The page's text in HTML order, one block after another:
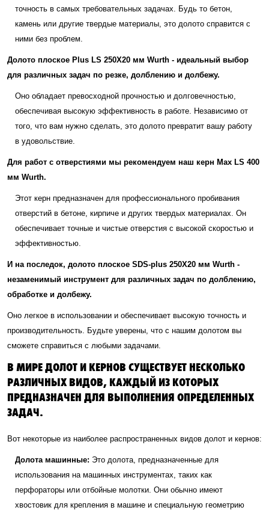
точность в самых требовательных задачах. Будь то бетон,
камень или другие твердые материалы, это долото справится с
ними без проблем.
Долото плоское Plus LS 250Х20 мм Wurth - идеальный выбор
для различных задач по резке, долблению и долбежу.
Оно обладает превосходной прочностью и долговечностью,
обеспечивая высокую эффективность в работе. Независимо от
того, что вам нужно сделать, это долото превратит вашу работу
в удовольствие.
Для работ с отверстиями мы рекомендуем наш керн Max LS 400
мм Wurth.
Этот керн предназначен для профессионального пробивания
отверстий в бетоне, кирпиче и других твердых материалах. Он
обеспечивает точные и чистые отверстия с высокой скоростью и
эффективностью.
И на последок, долото плоское SDS-plus 250Х20 мм Wurth -
незаменимый инструмент для различных задач по долблению,
обработке и долбежу.
Оно легкое в использовании и обеспечивает высокую точность и
производительность. Будьте уверены, что с нашим долотом вы
сможете справиться с любыми задачами.
В МИРЕ ДОЛОТ И КЕРНОВ СУЩЕСТВУЕТ НЕСКОЛЬКО
РАЗЛИЧНЫХ ВИДОВ, КАЖДЫЙ ИЗ КОТОРЫХ
ПРЕДНАЗНАЧЕН ДЛЯ ВЫПОЛНЕНИЯ ОПРЕДЕЛЕННЫХ
ЗАДАЧ.
Вот некоторые из наиболее распространенных видов долот и кернов:
Долота машинные: Это долота, предназначенные для
использования на машинных инструментах, таких как
перфораторы или отбойные молотки. Они обычно имеют
хвостовик для крепления в машине и специальную геометрию